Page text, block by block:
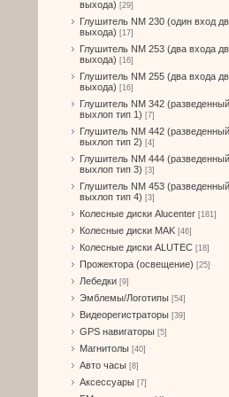
выхода) [29]
Глушитель NM 230 (один вход
выхода) [17]
Глушитель NM 253 (два входа
выхода) [16]
Глушитель NM 255 (два входа
выхода) [16]
Глушитель NM 342 (разведенный
выхлоп тип 1) [7]
Глушитель NM 442 (разведенный
выхлоп тип 2) [4]
Глушитель NM 444 (разведенный
выхлоп тип 3) [3]
Глушитель NM 453 (разведенный
выхлоп тип 4) [3]
Колесные диски Alucenter [181]
Колесные диски MAK [46]
Колесные диски ALUTEC [18]
Прожектора (освещение) [25]
Лебедки [9]
Эмблемы/Логотипы [54]
Видеорегистраторы [39]
GPS навигаторы [5]
Магнитолы [40]
Авто часы [8]
Аксессуары [7]